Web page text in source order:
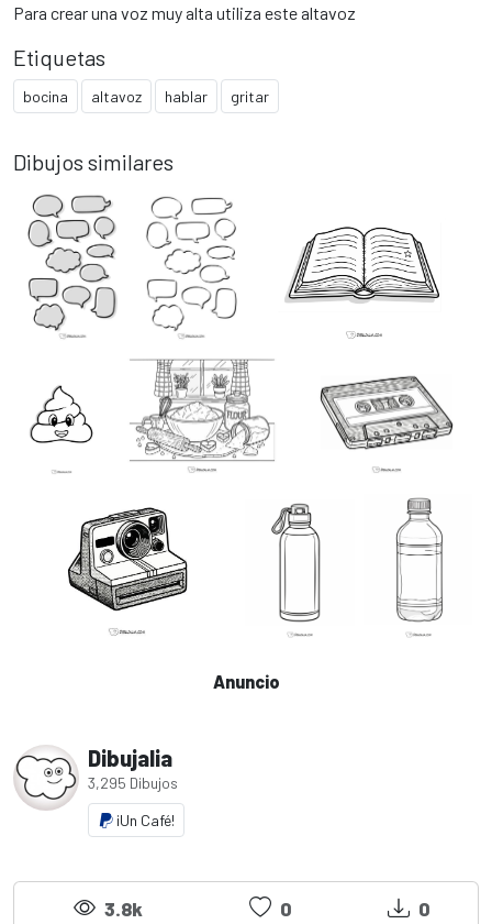
Para crear una voz muy alta utiliza este altavoz
Etiquetas
bocina altavoz hablar gritar
Dibujos similares
Anuncio
Dibujalia
3,295 Dibujos
¡Un Café!
3.8k 0 0